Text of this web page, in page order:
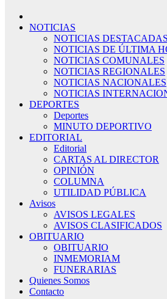
NOTICIAS
NOTICIAS DESTACADAS
NOTICIAS DE ÚLTIMA
NOTICIAS COMUNALES
NOTICIAS REGIONALES
NOTICIAS NACIONALES
NOTICIAS
DEPORTES
Deportes
MINUTO DEPORTIVO
EDITORIAL
Editorial
CARTAS AL DIRECTOR
OPINIÓN
COLUMNA
UTILIDAD PÚBLICA
Avisos
AVISOS LEGALES
AVISOS CLASIFICADOS
OBITUARIO
OBITUARIO
INMEMORIAM
FUNERARIAS
Quienes Somos
Contacto